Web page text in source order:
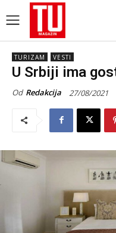
TURIZAM VESTI
U Srbiji ima
Od Redakcija 27/08/2021